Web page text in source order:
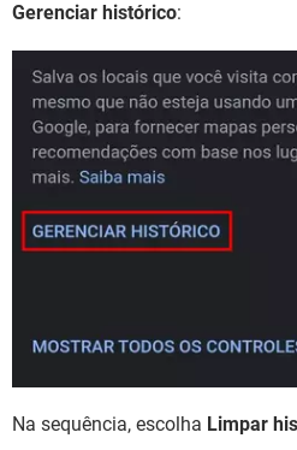
Gerenciar histórico:
Na sequência, escolha Limpar